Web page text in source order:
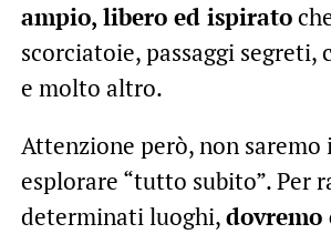
ampio, libero ed ispirato
scorciatoie, passaggi segreti,
e molto altro.
Attenzione però, non saremo
esplorare “tutto subito”. Per
determinati luoghi,dovremo